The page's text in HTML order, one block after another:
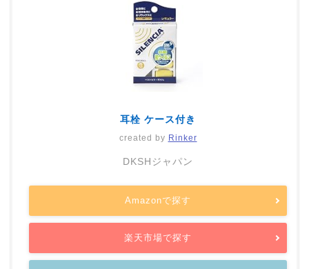
耳栓 ケース付き
created by Rinker
DKSHジャパン
Amazonで探す
楽天市場で探す